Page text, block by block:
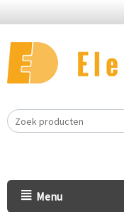
Menu